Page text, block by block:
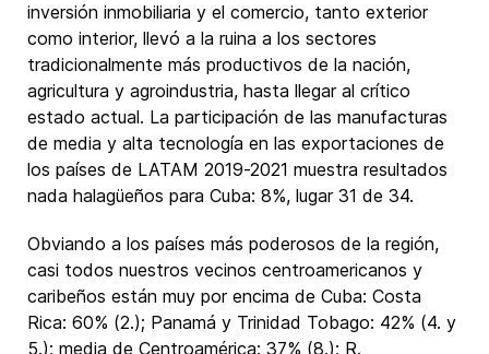
inversión inmobiliaria y el comercio, tanto exterior
como interior, llevó a la ruina a los sectores
tradicionalmente más productivos de la nación,
agricultura y agroindustria, hasta llegar al crítico
estado actual. La participación de las manufacturas
de media y alta tecnología en las exportaciones de
los países de LATAM 2019-2021 muestra resultados
nada halagüeños para Cuba: 8%, lugar 31 de 34.
Obviando a los países más poderosos de la región,
casi todos nuestros vecinos centroamericanos y
caribeños están muy por encima de Cuba: Costa
Rica: 60% (2.); Panamá y Trinidad Tobago: 42% (4. y
5.); media de Centroamérica: 37% (8.); R.